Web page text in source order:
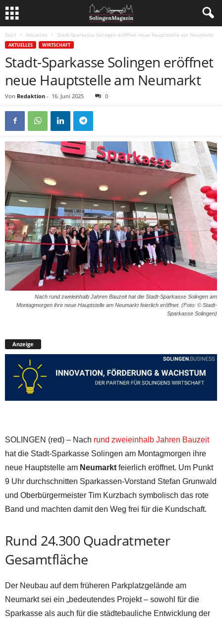
Start Aktuelles Stadt-Sparkasse Solingen eröffnet neue Hauptstelle am Neumarkt
AKTUELLES WIRTSCHAFT
Stadt-Sparkasse Solingen eröffnet
neue Hauptstelle am Neumarkt
Von Redaktion - 16. Juni 2025 0
Nach rund zweieinhalb Jahren Bauzeit hat die Stadt-Sparkasse Solingen am
Montagmorgen ihre neue Hauptstelle am Neumarkt feierlich eröffnet. (Foto: © Stadt-
Sparkasse Solingen)
Anzeige
SOLINGEN (red) – Nach rund zweieinhalb Jahren Bauzeit
hat die Stadt-Sparkasse Solingen am Montagmorgen ihre
neue Hauptstelle am Neumarkt feierlich eröffnet. Um Punkt
9 Uhr durchschnitten Sparkassen-Vorstand Stefan Grunwald
und Oberbürgermeister Tim Kurzbach symbolisch das rote
Band und machten damit den Weg frei für die Kundschaft.
Rund 24.300 Quadratmeter
Gesamtfläche
Der Neubau auf dem früheren Parkplatzgelände am
Neumarkt sei ein „bedeutendes Projekt – sowohl für die
Sparkasse als auch für die städtebauliche Entwicklung der